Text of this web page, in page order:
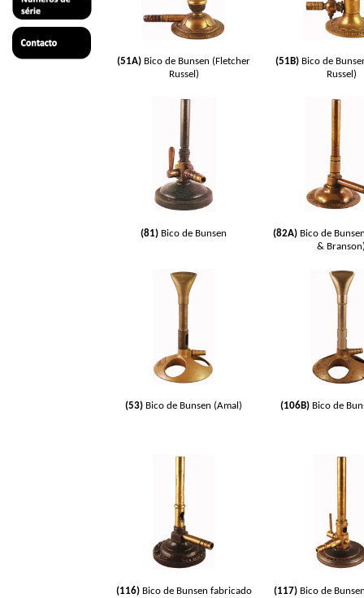
(51A) Bico de Bunsen (Fletcher
Russel)
(51B)Bico de
Russel)
(81) Bico de Bunsen (82A) Bico de
&
(53) Bico de Bunsen (Amal) (106B) Bico de
(116) Bico de Bunsen fabricado
(117) Bico de